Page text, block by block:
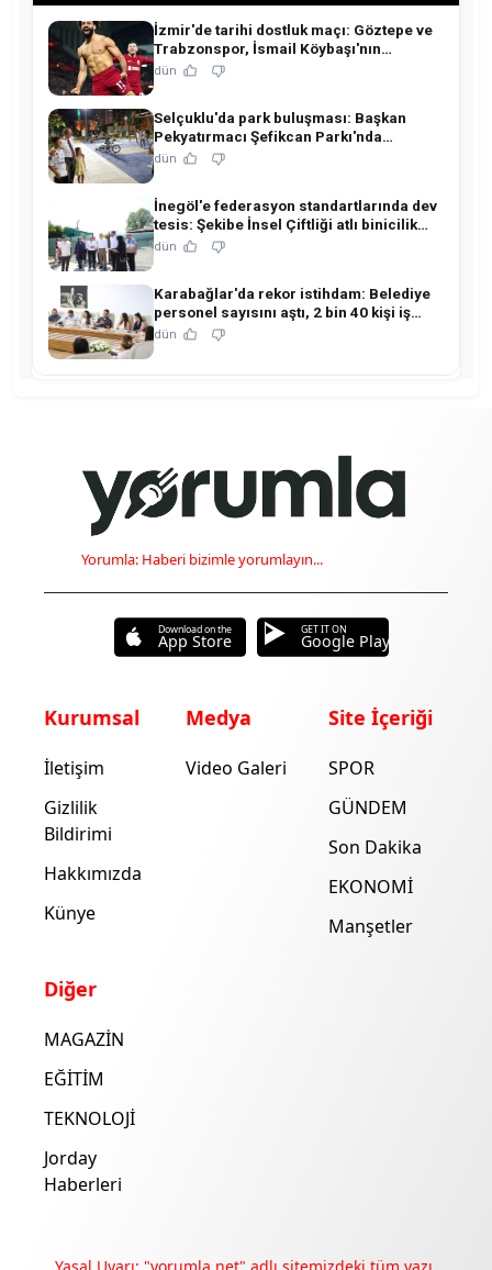
İzmir'de tarihi dostluk maçı: Göztepe ve
Trabzonspor, İsmail Köybaşı'nın
jübilesinde buluşuyor!
dün
Selçuklu'da park buluşması: Başkan
Pekyatırmacı Şefikcan Parkı'nda
hemşehrileriyle buluştu!
dün
İnegöl'e federasyon standartlarında dev
tesis: Şekibe İnsel Çiftliği atlı binicilik
merkezine dönüşüyor!
dün
Karabağlar'da rekor istihdam: Belediye
personel sayısını aştı, 2 bin 40 kişi iş
sahibi oldu!
dün
Yorumla: Haberi bizimle yorumlayın...
Download on the
App Store
GET IT ON
Google Play
Kurumsal
İletişim
Gizlilik
Bildirimi
Hakkımızda
Künye
Medya
Video Galeri
Site İçeriği
SPOR
GÜNDEM
Son Dakika
EKONOMİ
Manşetler
Diğer
MAGAZİN
EĞİTİM
TEKNOLOJİ
Jorday
Haberleri